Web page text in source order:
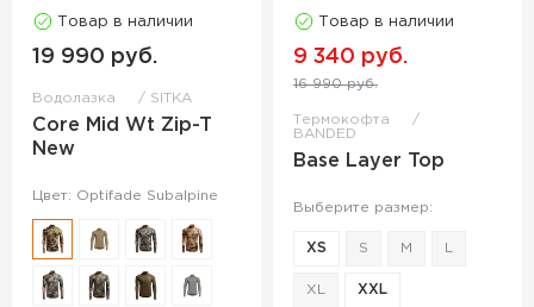
Товар в наличии
19 990 руб.
Водолазка SITKA
Core Mid Wt Zip-T
New
Цвет: Optifade Subalpine
Товар в наличии
9 340 руб.
16 990 руб.
Термокофта
BANDED
Base Layer Top
Выберите размер:
XS S M
XL XXL